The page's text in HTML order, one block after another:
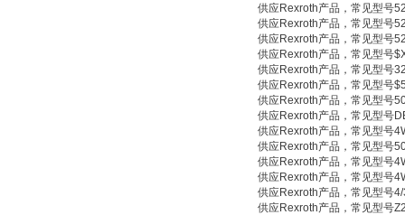
供应Rexroth产品，常见型号
供应Rexroth产品，常见型号
供应Rexroth产品，常见型号
供应Rexroth产品，常见型号
供应Rexroth产品，常见型号
供应Rexroth产品，常见型号
供应Rexroth产品，常见型号
供应Rexroth产品，常见型号
供应Rexroth产品，常见型号
供应Rexroth产品，常见型号
供应Rexroth产品，常见型号
供应Rexroth产品，常见型号
供应Rexroth产品，常见型号
供应Rexroth产品，常见型号